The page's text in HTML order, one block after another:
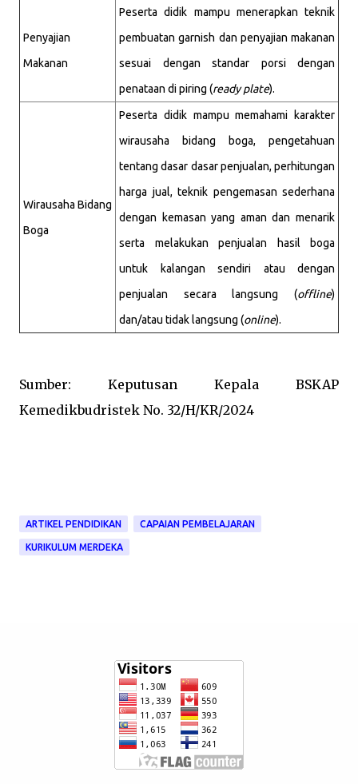
Penyajian
Makanan
Peserta didik mampu menerapkan teknik
pembuatan garnish dan penyajian makanan
sesuai dengan standar porsi dengan
penataan di piring (ready plate).
Wirausaha Bidang
Boga
Peserta didik mampu memahami karakter
wirausaha bidang boga, pengetahuan
tentang dasar dasar penjualan, perhitungan
harga jual, teknik pengemasan sederhana
dengan kemasan yang aman dan menarik
serta melakukan penjualan hasil boga
untuk kalangan sendiri atau dengan
penjualan secara langsung (offline)
dan/atau tidak langsung (online).
Sumber: Keputusan Kepala BSKAP
Kemedikbudristek No. 32/H/KR/2024
ARTIKEL PENDIDIKAN CAPAIAN PEMBELAJARAN
KURIKULUM MERDEKA